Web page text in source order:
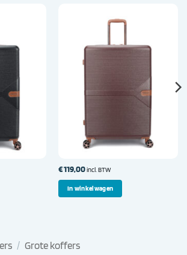
€119,00incl. BTW
In winkelwagen
/ Grote koffers